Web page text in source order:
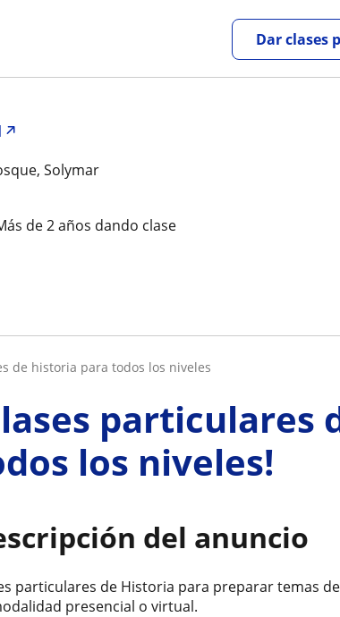
Dar clases
Solymar
más de 2 años dando clase
de historia para todos los niveles
particulares
los niveles!
del anuncio
particulares de Historia para preparar temas
presencial o virtual.